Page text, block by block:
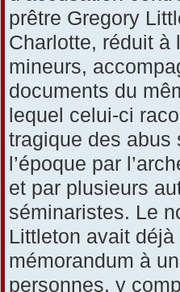
prêtre Gregory
Charlotte, réduit à
mineurs,
documents du
lequel celui-ci
tragique des abus
l’époque par
et par plusieurs
séminaristes. Le
Littleton avait
mémorandum à
personnes, y